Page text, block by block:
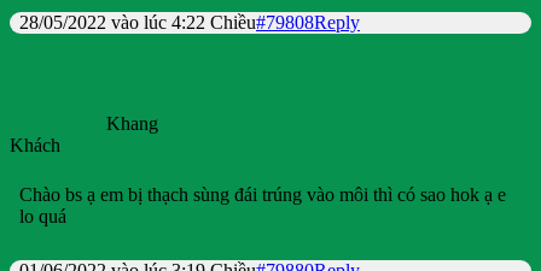
28/05/2022 vào lúc 4:22 Chiều#79808Reply
Khang
Khách
Chào bs ạ em bị thạch sùng đái trúng vào môi thì có sao hok ạ e
lo quá